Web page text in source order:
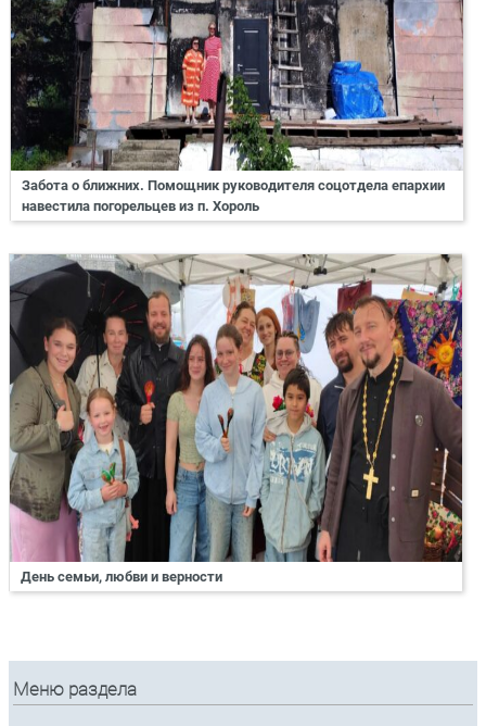
Забота о ближних. Помощник руководителя соцотдела епархии
навестила погорельцев из п. Хороль
День семьи, любви и верности
Меню раздела